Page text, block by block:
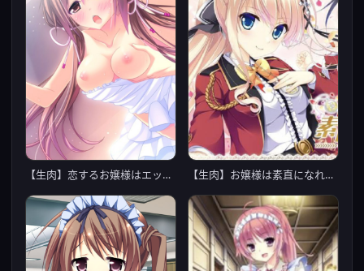
【生肉】恋するお嬢様はエッチな花嫁 【生肉】お嬢様は素直になれない